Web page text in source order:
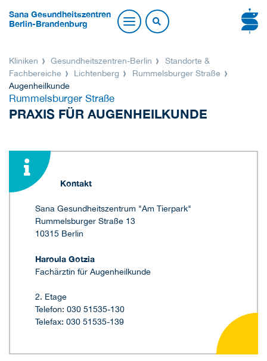
Sana Gesundheitszentren
Berlin-Brandenburg
Kliniken Gesundheitszentren-Berlin
Standorte &
Fachbereiche
Lichtenberg
Rummelsburger Straße
Augenheilkunde
Rummelsburger Straße
PRAXIS FÜR AUGENHEILKUNDE
Kontakt
Sana Gesundheitszentrum "Am Tierpark"
Rummelsburger Straße 13
10315 Berlin
Haroula Gotzia
Fachärztin für Augenheilkunde
2. Etage
Telefon: 030 51535-130
Telefax: 030 51535-139